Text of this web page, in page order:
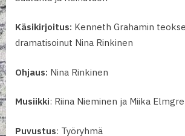
Käsikirjoitus: Kenneth Grahamin
dramatisoinut Nina Rinkinen
Ohjaus: Nina Rinkinen
Musiikki: Riina Nieminen ja Miika
Puvustus: Työryhmä